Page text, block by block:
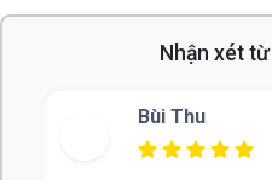
Nhận xét
Bùi Thu